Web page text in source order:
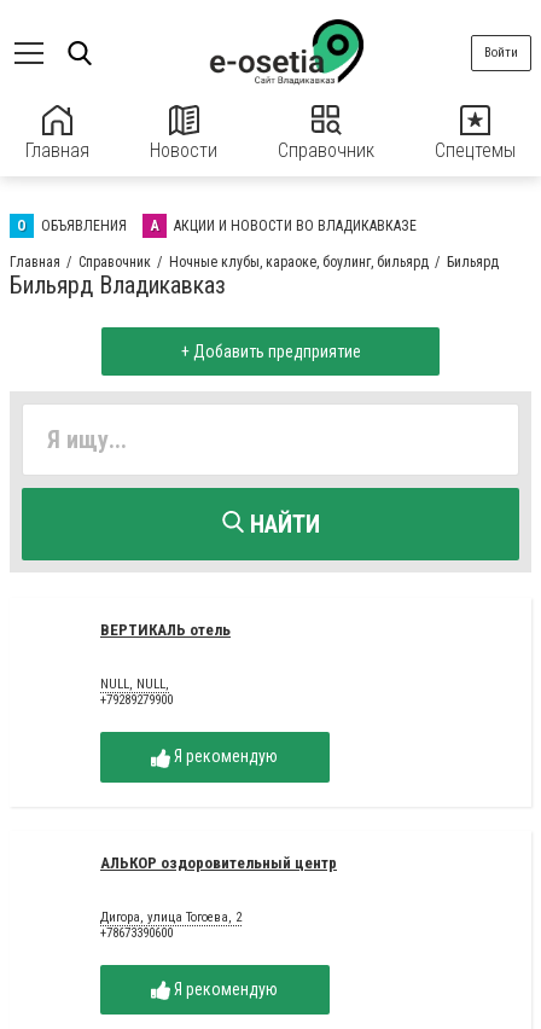
Главная Новости Справочник Спецтемы
Войти
О ОБЪЯВЛЕНИЯ А АКЦИИ И НОВОСТИ ВО ВЛАДИКАВКАЗЕ
Главная Справочник Ночные клубы, караоке, боулинг, бильярд Бильярд
Бильярд Владикавказ
+ Добавить предприятие
НАЙТИ
ВЕРТИКАЛЬ отель
NULL, NULL,
+79289279900
Я рекомендую
АЛЬКОР оздоровительный центр
Дигора, улица Тогоева, 2
+78673390600
Я рекомендую